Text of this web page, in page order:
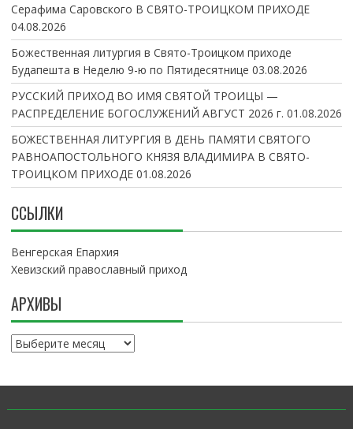
Серафима Саровского В СВЯТО-ТРОИЦКОМ ПРИХОДЕ
04.08.2026
Божественная литургия в Свято-Троицком приходе
Будапешта в Неделю 9-ю по Пятидесятнице 03.08.2026
РУССКИЙ ПРИХОД ВО ИМЯ СВЯТОЙ ТРОИЦЫ —
РАСПРЕДЕЛЕНИЕ БОГОСЛУЖЕНИЙ АВГУСТ 2026 г. 01.08.2026
БОЖЕСТВЕННАЯ ЛИТУРГИЯ В ДЕНЬ ПАМЯТИ СВЯТОГО
РАВНОАПОСТОЛЬНОГО КНЯЗЯ ВЛАДИМИРА В СВЯТО-
ТРОИЦКОМ ПРИХОДЕ 01.08.2026
ССЫЛКИ
Венгерская Епархия
Хевизский православный приход
АРХИВЫ
А
в